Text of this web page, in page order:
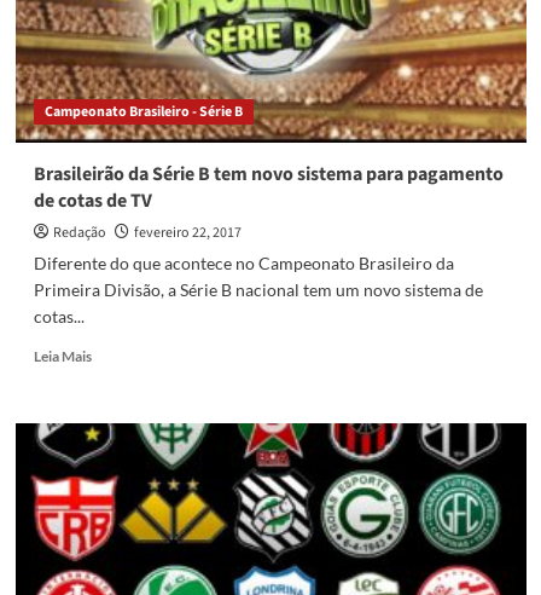
Campeonato Brasileiro - Série B
Brasileirão da Série B tem novo sistema para pagamento
de cotas de TV
Redação
fevereiro 22, 2017
Diferente do que acontece no Campeonato Brasileiro da
Primeira Divisão, a Série B nacional tem um novo sistema de
cotas...
Leia MaisRead
Brasileirão
da
B
tem
novo
sistema
para